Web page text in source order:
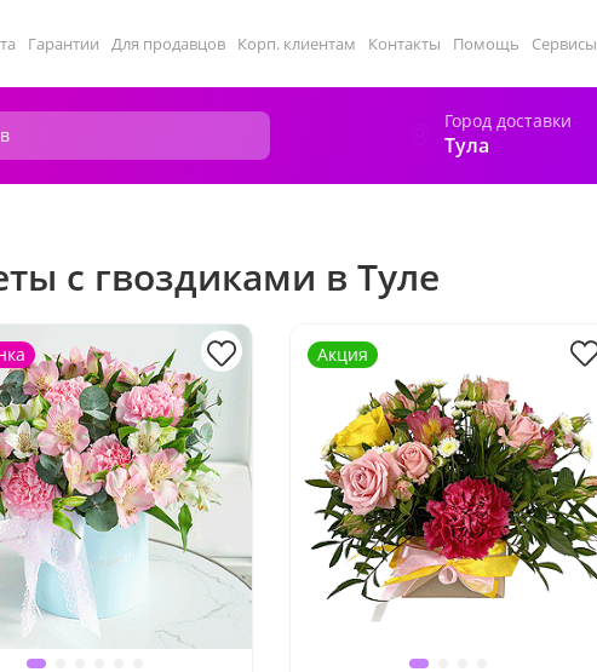
Гарантии Для продавцов Корп. клиентам Контакты Помощь Сервисы
Город доставки
Тула
с гвоздиками в Туле
Акция